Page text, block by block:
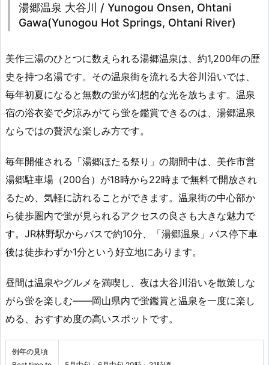
湯郷温泉 大谷川 / Yunogou Onsen, Ohtani
Gawa(Yunogou Hot Springs, Ohtani River)
美作三湯のひとつに数えられる湯郷温泉は、約1,200年の歴
史を持つ名湯です。その温泉街を流れる大谷川沿いでは、
毎年初夏になると無数の蛍が幻想的な光を放ちます。温泉
宿の浴衣姿で夕涼みがてら蛍を鑑賞できるのは、湯郷温泉
ならではの贅沢な楽しみ方です。
毎年開催される「湯郷ほたる祭り」の期間中は、美作市営
湯郷駐車場（200台）が18時から22時まで無料で開放され
るため、気軽に訪れることができます。温泉街の中心部か
ら徒歩圏内で蛍が見られるアクセスの良さも大きな魅力で
す。JR林野駅からバスで約10分、「湯郷温泉」バス停下車
後は徒歩わずか1分という好立地にあります。
昼間は温泉やグルメを満喫し、夜は大谷川沿いを散策しな
がら蛍を楽しむ――岡山県内で蛍鑑賞と温泉を一度に楽し
める、おすすめ度の高いスポットです。
例年の見頃